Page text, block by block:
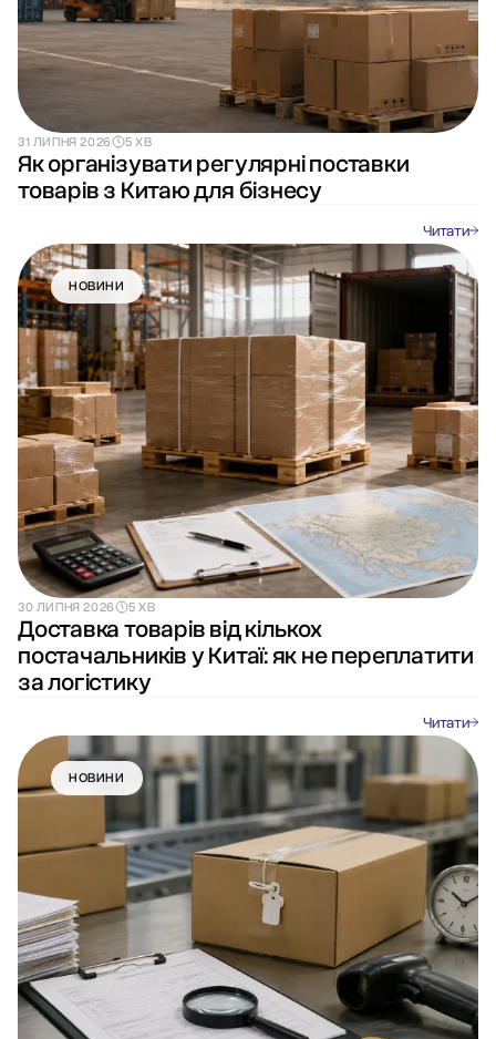
31 ЛИПНЯ 2026 5 ХВ
Як організувати регулярні поставки
товарів з Китаю для бізнесу
Читати
НОВИНИ
30 ЛИПНЯ 2026 5 ХВ
Доставка товарів від кількох
постачальників у Китаї: як не переплатити
за логістику
Читати
НОВИНИ